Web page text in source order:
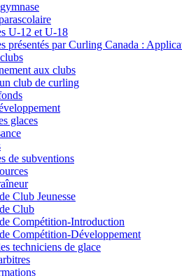
U-12 et U-18
présentés par Curling Canada :
aux clubs
club de curling
glaces
de subventions
Club Jeunesse
Club
Compétition-Introduction
Compétition-Développement
techniciens de glace